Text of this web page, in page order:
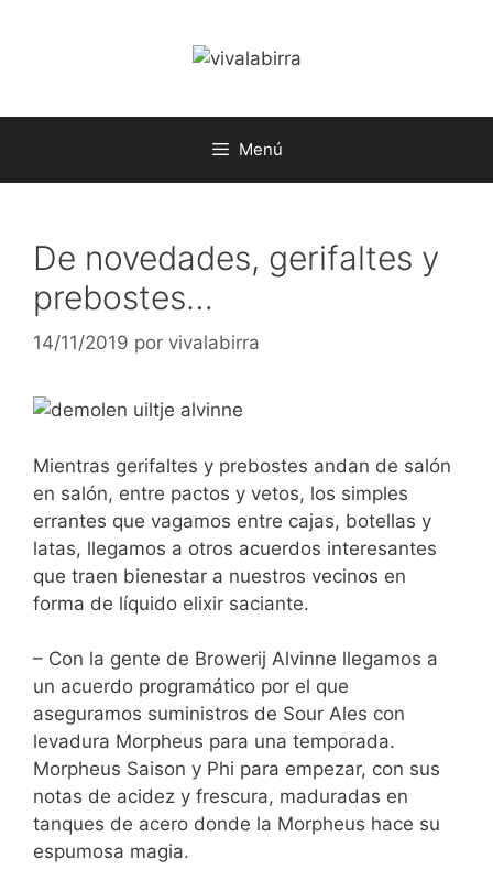
Menú
De novedades, gerifaltes y
prebostes…
14/11/2019 por vivalabirra
Mientras gerifaltes y prebostes andan de salón
en salón, entre pactos y vetos, los simples
errantes que vagamos entre cajas, botellas y
latas, llegamos a otros acuerdos interesantes
que traen bienestar a nuestros vecinos en
forma de líquido elixir saciante.
– Con la gente de Browerij Alvinne llegamos a
un acuerdo programático por el que
aseguramos suministros de Sour Ales con
levadura Morpheus para una temporada.
Morpheus Saison y Phi para empezar, con sus
notas de acidez y frescura, maduradas en
tanques de acero donde la Morpheus hace su
espumosa magia.